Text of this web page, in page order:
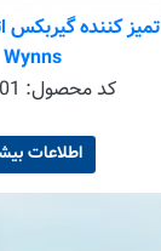
تمیز کننده گیربکس
Wynns
کد محصول:
اطلاعات